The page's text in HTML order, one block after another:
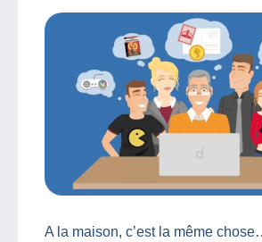
A la maison, c’est la même